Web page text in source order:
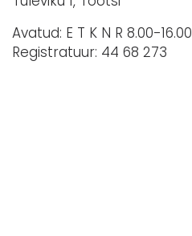
Avatud: E T K N R 8.00-16.00
Registratuur: 44 68 273